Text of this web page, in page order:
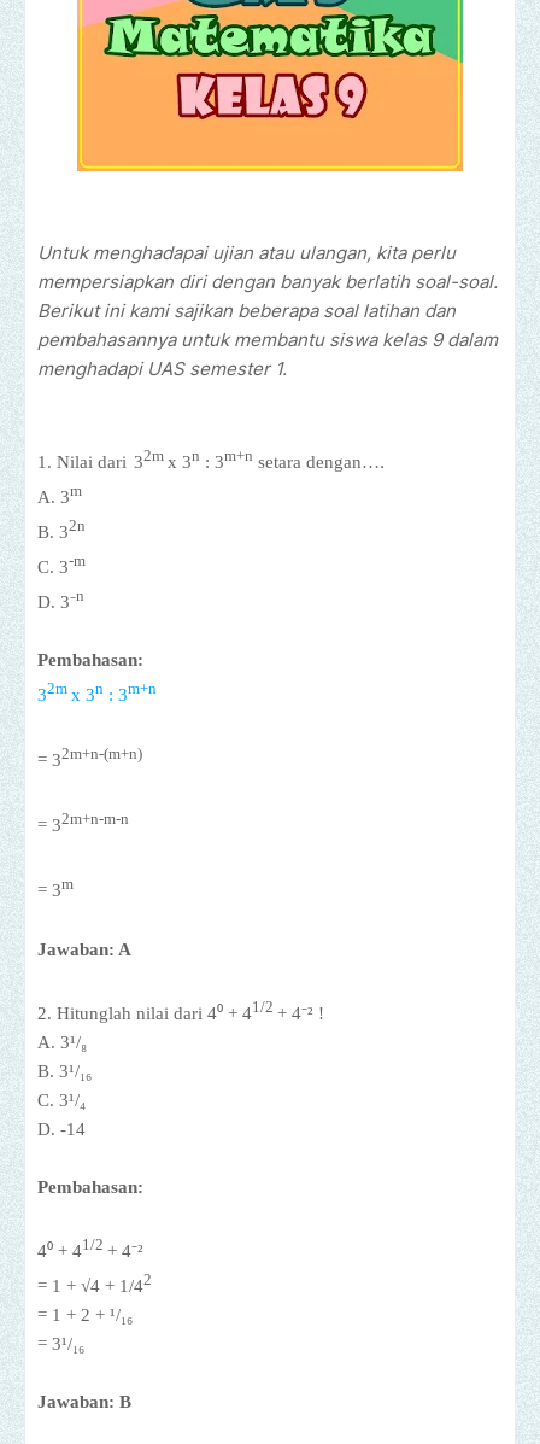
Untuk menghadapai ujian atau ulangan, kita perlu
mempersiapkan diri dengan banyak berlatih soal-soal.
Berikut ini kami sajikan beberapa soal latihan dan
pembahasannya untuk membantu siswa kelas 9 dalam
menghadapi UAS semester 1.
1. Nilai dari 32m x 3n : 3m+n setara dengan….
A. 3m
B. 32n
C. 3-m
D. 3⁻n
Pembahasan:
32m x 3n : 3m+n
= 32m+n-(m+n)
= 32m+n-m-n
= 3m
Jawaban: A
2. Hitunglah nilai dari 4⁰ + 41/2 + 4⁻² !
A. 3¹/₈
B. 3¹/₁₆
C. 3¹/₄
D. -14
Pembahasan:
4⁰ + 41/2 + 4⁻²
= 1 + √4 + 1/42
= 1 + 2 + ¹/₁₆
= 3¹/₁₆
Jawaban: B